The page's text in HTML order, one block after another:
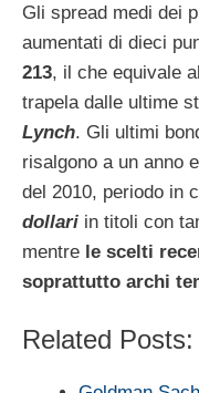
Gli spread medi dei
aumentati di dieci
213, il che equivale
trapela dalle ultime
Lynch. Gli ultimi
risalgono a un anno
del 2010, periodo in
dollari in titoli con
mentre le scelti
soprattutto archi
Related Posts: